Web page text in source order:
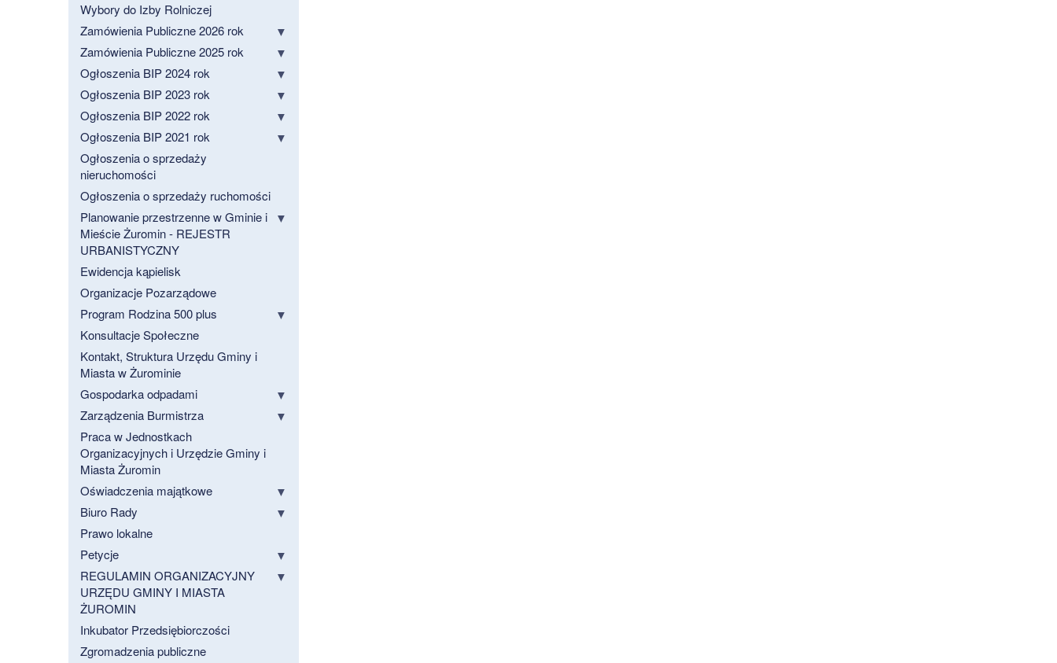
Wybory do Izby Rolniczej
Zamówienia Publiczne 2026 rok
Zamówienia Publiczne 2025 rok
Ogłoszenia BIP 2024 rok
Ogłoszenia BIP 2023 rok
Ogłoszenia BIP 2022 rok
Ogłoszenia BIP 2021 rok
Ogłoszenia o sprzedaży
nieruchomości
Ogłoszenia o sprzedaży ruchomości
Planowanie przestrzenne w Gminie i
Mieście Żuromin - REJESTR
URBANISTYCZNY
Ewidencja kąpielisk
Organizacje Pozarządowe
Program Rodzina 500 plus
Konsultacje Społeczne
Kontakt, Struktura Urzędu Gminy i
Miasta w Żurominie
Gospodarka odpadami
Zarządzenia Burmistrza
Praca w Jednostkach
Organizacyjnych i Urzędzie Gminy i
Miasta Żuromin
Oświadczenia majątkowe
Biuro Rady
Prawo lokalne
Petycje
REGULAMIN ORGANIZACYJNY
URZĘDU GMINY I MIASTA
ŻUROMIN
Inkubator Przedsiębiorczości
Zgromadzenia publiczne